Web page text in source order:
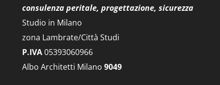
consulenza peritale, progettazione, sicurezza
Studio in Milano
zona Lambrate/Città Studi
P.IVA05393060966
Albo Architetti Milano 9049